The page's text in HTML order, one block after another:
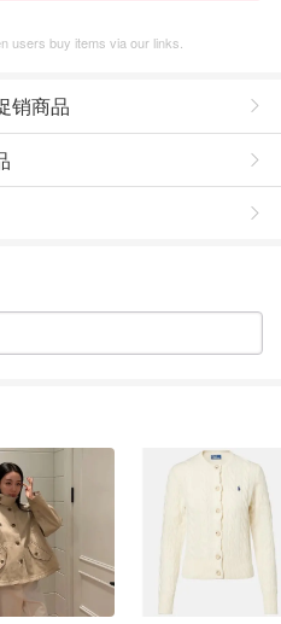
users buy items via our links.
销商品